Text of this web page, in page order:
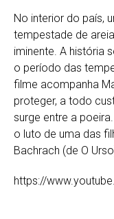
No interior do país,
tempestade de
iminente. A história
o período das
filme acompanha
proteger, a todo
surge entre a
o luto de uma das
Bachrach (de O
https://